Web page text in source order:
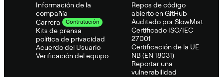
Información de la
compañía
Carrera
Contratación
Kits de prensa
política de privacidad
Acuerdo del Usuario
Verificación del equipo
Repos de código
abierto en GitHub
Auditado por SlowMist
Certificado ISO/IEC
27001
Certificación de la UE
NB (EN 18031)
Reportar una
vulnerabilidad